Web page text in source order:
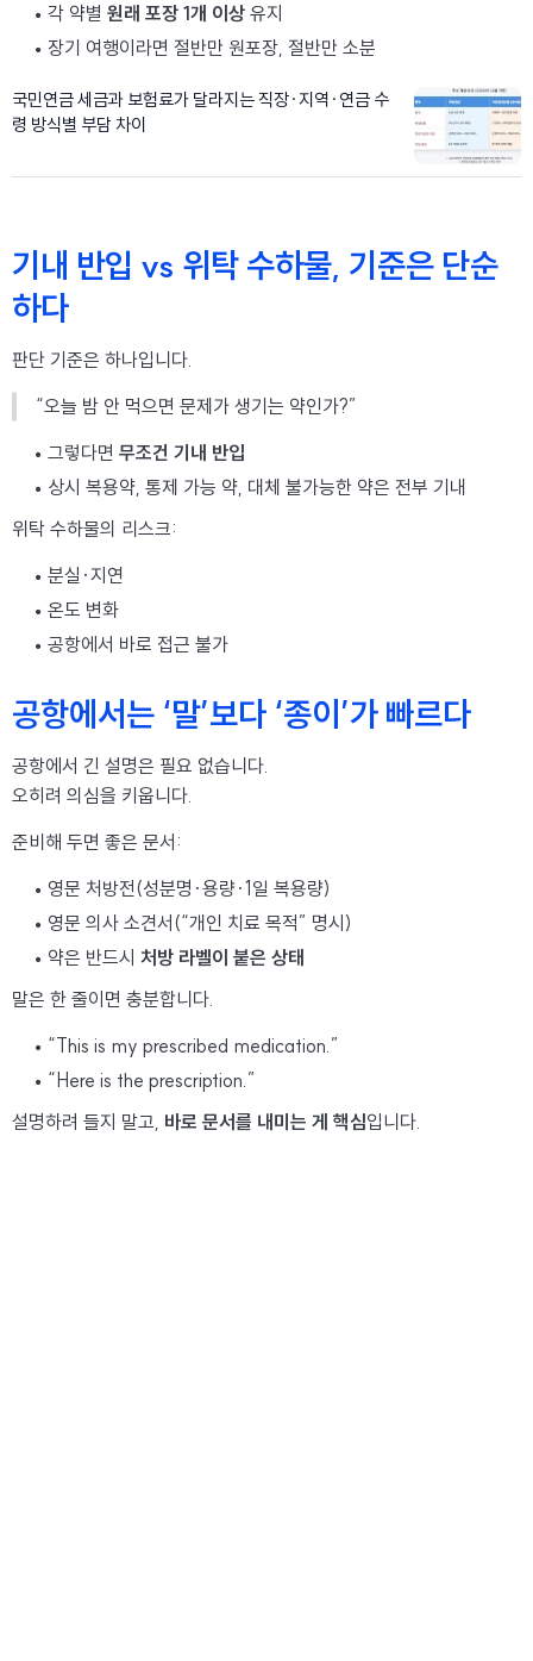
각 약별 원래 포장 1개 이상 유지
장기 여행이라면 절반만 원포장, 절반만 소분
국민연금 세금과 보험료가 달라지는 직장·지역·연금 수
령 방식별 부담 차이
기내 반입 vs 위탁 수하물, 기준은 단순
하다
판단 기준은 하나입니다.
“오늘 밤 안 먹으면 문제가 생기는 약인가?”
그렇다면 무조건 기내 반입
상시 복용약, 통제 가능 약, 대체 불가능한 약은 전부 기내
위탁 수하물의 리스크:
분실·지연
온도 변화
공항에서 바로 접근 불가
공항에서는 ‘말’보다 ‘종이’가 빠르다
공항에서 긴 설명은 필요 없습니다.
오히려 의심을 키웁니다.
준비해 두면 좋은 문서:
영문 처방전(성분명·용량·1일 복용량)
영문 의사 소견서(“개인 치료 목적” 명시)
약은 반드시 처방 라벨이 붙은 상태
말은 한 줄이면 충분합니다.
“This is my prescribed medication.”
“Here is the prescription.”
설명하려 들지 말고, 바로 문서를 내미는 게 핵심입니다.